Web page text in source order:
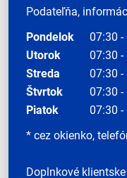
Podateľňa,
Pondelok
07:30 -
Utorok
07:30 -
Streda
07:30 -
Štvrtok
07:30 -
Piatok
07:30 -
* cez okienko,
Doplnkové